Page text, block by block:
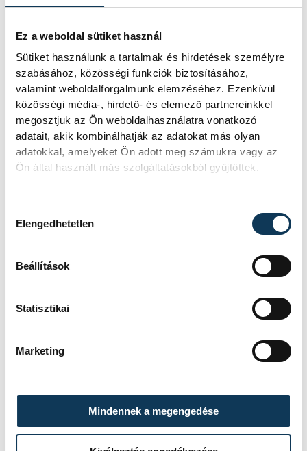
Ez a weboldal sütiket használ
Sütiket használunk a tartalmak és hirdetések személyre
szabásához, közösségi funkciók biztosításához,
valamint weboldalforgalmunk elemzéséhez. Ezenkívül
közösségi média-, hirdető- és elemező partnereinkkel
megosztjuk az Ön weboldalhasználatra vonatkozó
adatait, akik kombinálhatják az adatokat más olyan
adatokkal, amelyeket Ön adott meg számukra vagy az
Ön által használt más szolgáltatásokból gyűjtöttek.
Elengedhetetlen
Beállítások
Statisztikai
Marketing
Mindennek a megengedése
vehir.hu
Szalai